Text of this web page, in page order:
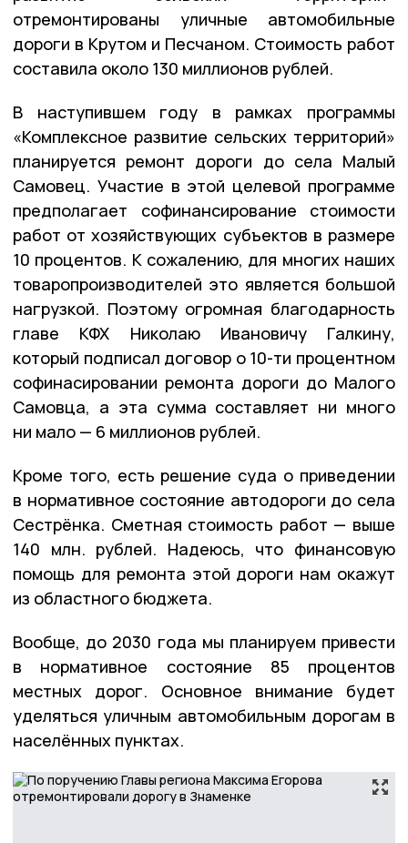
отремонтированы уличные автомобильные
дороги в Крутом и Песчаном. Стоимость работ
составила около 130 миллионов рублей.
В наступившем году в рамках программы
«Комплексное развитие сельских территорий»
планируется ремонт дороги до села Малый
Самовец. Участие в этой целевой программе
предполагает софинансирование стоимости
работ от хозяйствующих субъектов в размере
10 процентов. К сожалению, для многих наших
товаропроизводителей это является большой
нагрузкой. Поэтому огромная благодарность
главе КФХ Николаю Ивановичу Галкину,
который подписал договор о 10-ти процентном
софинасировании ремонта дороги до Малого
Самовца, а эта сумма составляет ни много
ни мало — 6 миллионов рублей.
Кроме того, есть решение суда о приведении
в нормативное состояние автодороги до села
Сестрёнка. Сметная стоимость работ — выше
140 млн. рублей. Надеюсь, что финансовую
помощь для ремонта этой дороги нам окажут
из областного бюджета.
Вообще, до 2030 года мы планируем привести
в нормативное состояние 85 процентов
местных дорог. Основное внимание будет
уделяться уличным автомобильным дорогам в
населённых пунктах.